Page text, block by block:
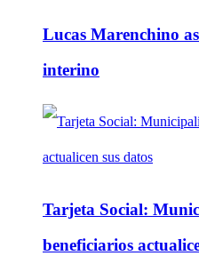
Lucas Marenchino
interino
Tarjeta Social:
beneficiarios